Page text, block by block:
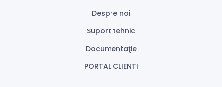
Despre noi
Suport tehnic
Documentaţie
PORTAL CLIENTI